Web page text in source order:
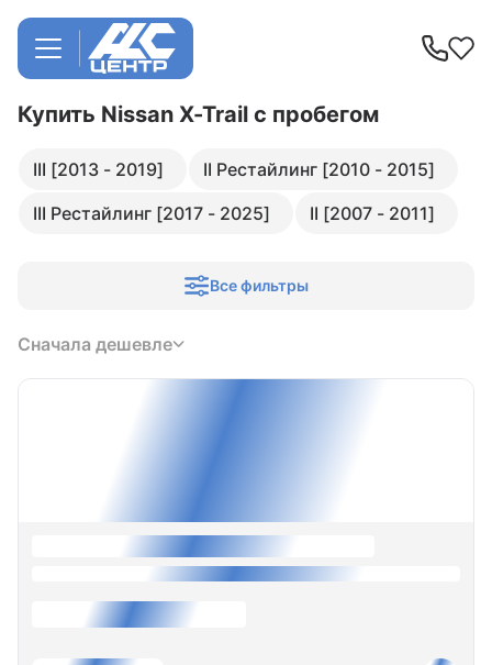
Купить Nissan X-Trail с пробегом
III [2013 - 2019]
II Рестайлинг [2010 - 2015]
III Рестайлинг [2017 - 2025]
II [2007 - 2011]
Все фильтры
Сначала дешевле